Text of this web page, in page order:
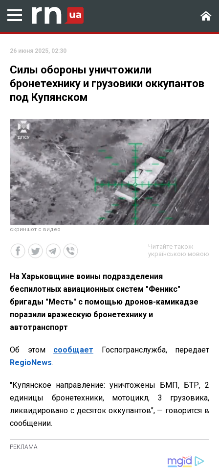
26 июня 2025, 02:30
Силы обороны уничтожили
бронетехнику и грузовики оккупантов
под Купянском
скриншот с видео
Читайте також
українською мовою
На Харьковщине воины подразделения
беспилотных авиационных систем "Феникс"
бригады "Месть" с помощью дронов-камикадзе
поразили вражескую бронетехнику и
автотранспорт
Об этом сообщает Госпогранслужба, передает
RegioNews.
"Купянское направление: уничтожены БМП, БТР, 2
единицы бронетехники, мотоцикл, 3 грузовика,
ликвидировано с десяток оккупантов", — говорится в
сообщении.